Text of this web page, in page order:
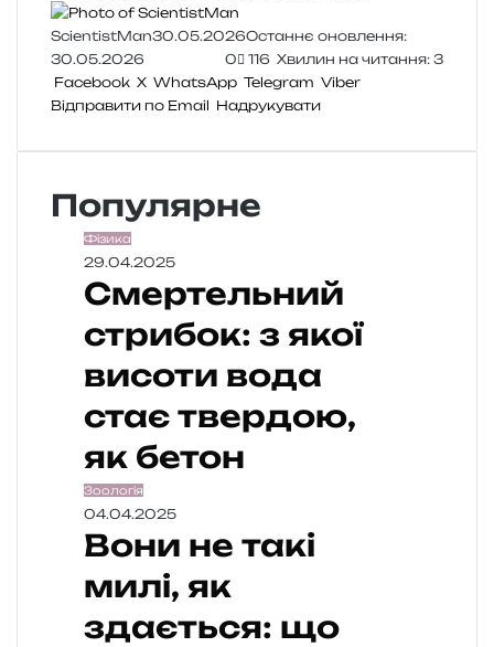
ScientistMan30.05.2026Останнє оновлення:
30.05.2026
0 116 Хвилин на читання: 3
Facebook X WhatsApp Telegram Viber
Відправити по Email Надрукувати
Популярне
Фізика
29.04.2025
Смертельний
стрибок: з якої
висоти вода
стає твердою,
як бетон
Зоологія
04.04.2025
Вони не такі
милі, як
здається: що